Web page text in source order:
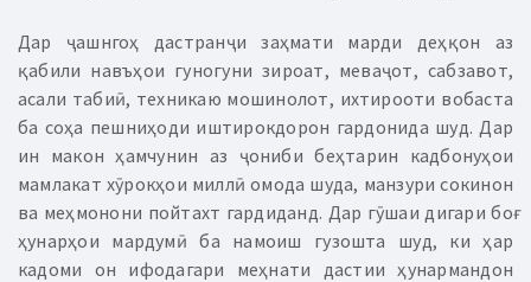
Дар ҷашнгоҳ дастранҷи заҳмати марди деҳқон аз
қабили навъҳои гуногуни зироат, меваҷот, сабзавот,
асали табиӣ, техникаю мошинолот, ихтирооти вобаста
ба соҳа пешниҳоди иштирокдорон гардонида шуд. Дар
ин макон ҳамчунин аз ҷониби беҳтарин кадбонуҳои
мамлакат хӯрокҳои миллӣ омода шуда, манзури сокинон
ва меҳмонони пойтахт гардиданд. Дар гӯшаи дигари боғ
ҳунарҳои мардумӣ ба намоиш гузошта шуд, ки ҳар
кадоми он ифодагари меҳнати дастии ҳунармандон